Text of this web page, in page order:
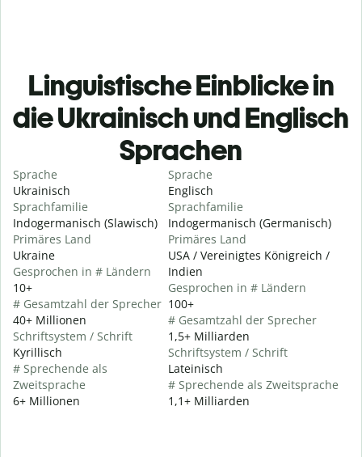
Linguistische Einblicke in
die Ukrainisch und Englisch
Sprachen
Sprache
Ukrainisch
Sprachfamilie
Indogermanisch (Slawisch)
Primäres Land
Ukraine
Gesprochen in # Ländern
10+
# Gesamtzahl der Sprecher
40+ Millionen
Schriftsystem / Schrift
Kyrillisch
# Sprechende als
Zweitsprache
6+ Millionen
Sprache
Englisch
Sprachfamilie
Indogermanisch (Germanisch)
Primäres Land
USA / Vereinigtes Königreich /
Indien
Gesprochen in # Ländern
100+
# Gesamtzahl der Sprecher
1,5+ Milliarden
Schriftsystem / Schrift
Lateinisch
# Sprechende als Zweitsprache
1,1+ Milliarden